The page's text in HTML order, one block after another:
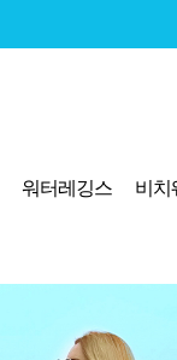
워터레깅스 비치